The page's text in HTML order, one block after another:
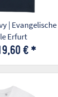
| Evangelische
Erfurt
€ *